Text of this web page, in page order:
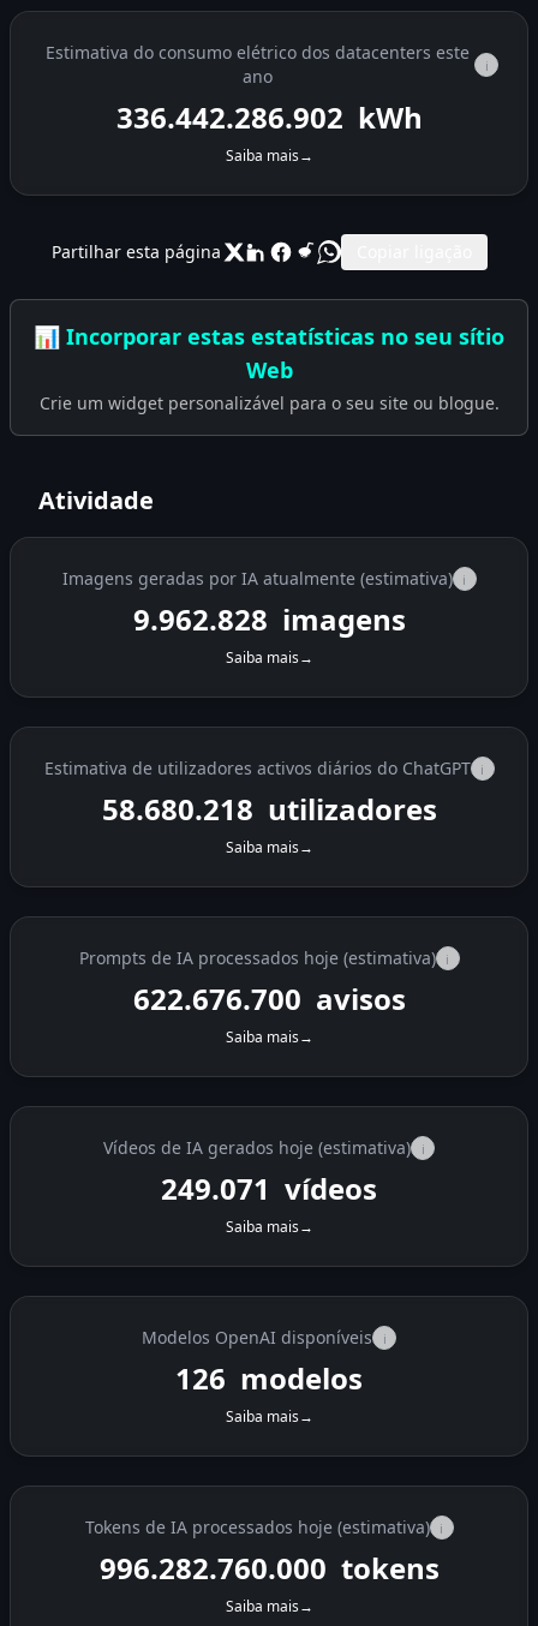
Estimativa do consumo elétrico dos datacenters este
ano
i
336.442.298.533 kWh
Saiba mais→
Partilhar esta página
📊 Incorporar estas estatísticas no seu sítio
Web
Crie um widget personalizável para o seu site ou blogue.
Atividade
Imagens geradas por IA atualmente (estimativa) i
9.963.090 imagens
Saiba mais→
Estimativa de utilizadores activos diários do ChatGPT i
58.680.218 utilizadores
Saiba mais→
Prompts de IA processados hoje (estimativa) i
622.693.075 avisos
Saiba mais→
Vídeos de IA gerados hoje (estimativa) i
249.077 vídeos
Saiba mais→
Modelos OpenAI disponíveis i
126 modelos
Saiba mais→
Tokens de IA processados hoje (estimativa) i
996.308.960.000 tokens
Saiba mais→